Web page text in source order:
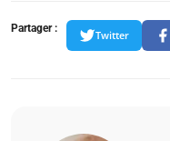
Partager :
Twitter